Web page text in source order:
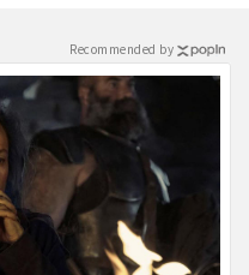
Recommended by